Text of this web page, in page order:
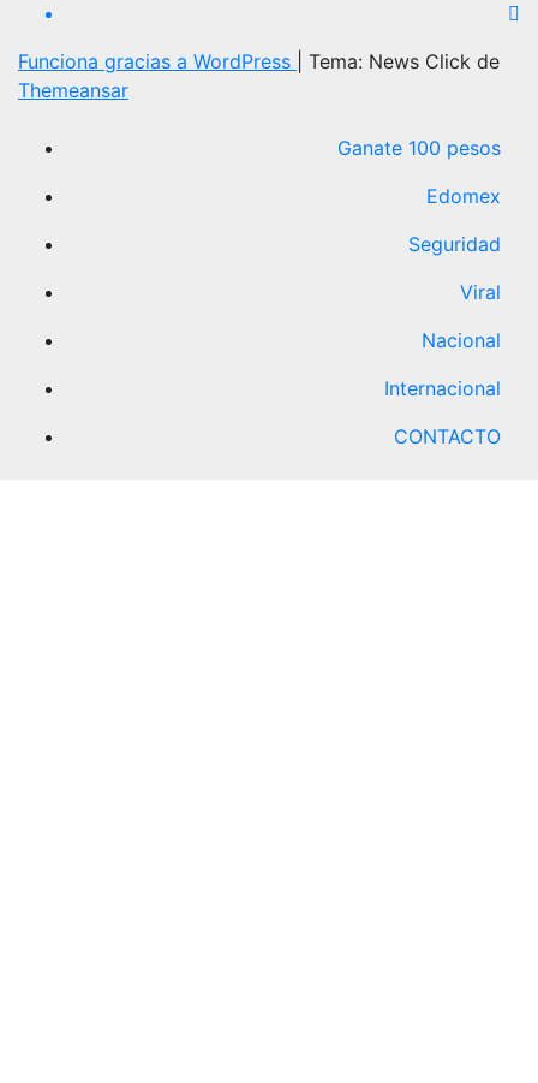
Funciona gracias a WordPress
Tema: News Click de
Themeansar
Ganate 100 pesos
Edomex
Seguridad
Viral
Nacional
Internacional
CONTACTO